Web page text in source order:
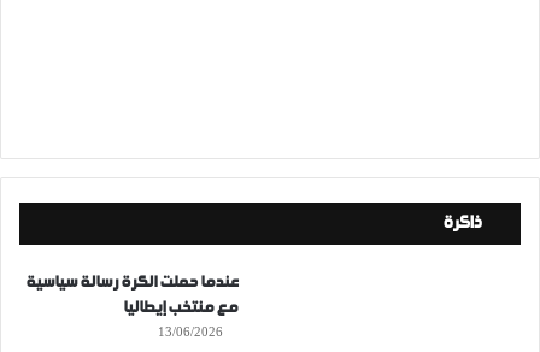
ذاكرة
عندما حملت الكرة رسالة سياسية
مع منتخب إيطاليا
13/06/2026